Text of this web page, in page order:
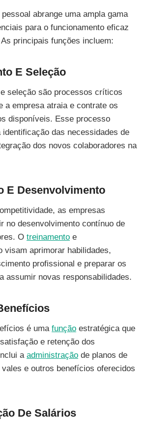
abrange uma ampla gama
para o funcionamento eficaz
As principais funções incluem:
E Seleção
e seleção são processos críticos
a empresa atraia e contrate os
disponíveis. Esse processo
identificação das necessidades de
dos novos colaboradores na
E Desenvolvimento
as empresas
no desenvolvimento contínuo de
O treinamento e
visam aprimorar habilidades,
profissional e preparar os
assumir novas responsabilidades.
é uma função estratégica que
e retenção dos
a administração de planos de
e outros benefícios oferecidos
De Salários